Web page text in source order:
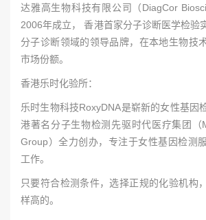
达雅高生物科技有限公司（DiagCor
2006年成立， 香港首家分子诊断医学检验
分子诊断领域的领导品牌，在本地生物技
市场份额。
香港乐时化验所：
乐时生物科技RoxyDNA是崭新的女性基因
港著名分子生物检测先驱时代医疗集团（
Group）全力创办，专注于女性基因检测
工作。
只要符合检测条件，选择正规的化验机构
样高的。